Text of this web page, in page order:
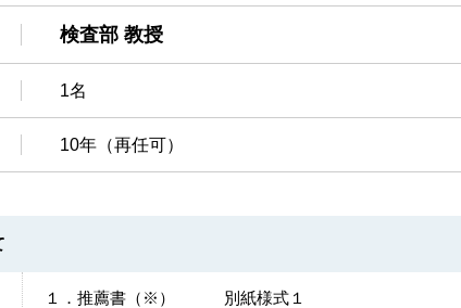
検査部 教授
1名
10年（再任可）
１．推薦書（※） 別紙様式１